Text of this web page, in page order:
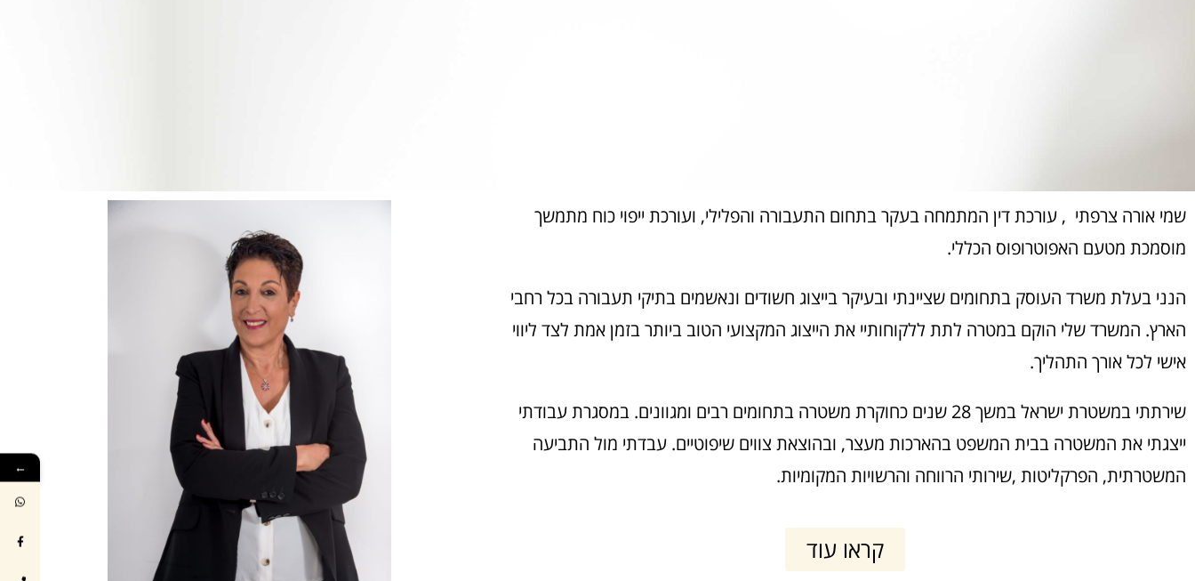
שמי אורה צרפתי , עורכת דין המתמחה בעקר בתחום התעבורה והפלילי, ועורכת ייפוי כוח מתמשך
מוסמכת מטעם האפוטרופוס הכללי.
הנני בעלת משרד העוסק בתחומים שציינתי ובעיקר בייצוג חשודים ונאשמים בתיקי תעבורה בכל רחבי
הארץ. המשרד שלי הוקם במטרה לתת ללקוחותיי את הייצוג המקצועי הטוב ביותר בזמן אמת לצד ליווי
אישי לכל אורך התהליך.
שירתתי במשטרת ישראל במשך 28 שנים כחוקרת משטרה בתחומים רבים ומגוונים. במסגרת עבודתי
ייצגתי את המשטרה בבית המשפט בהארכות מעצר, ובהוצאת צווים שיפוטיים. עבדתי מול התביעה
המשטרתית, הפרקליטות ,שירותי הרווחה והרשויות המקומיות.
קראו עוד
←